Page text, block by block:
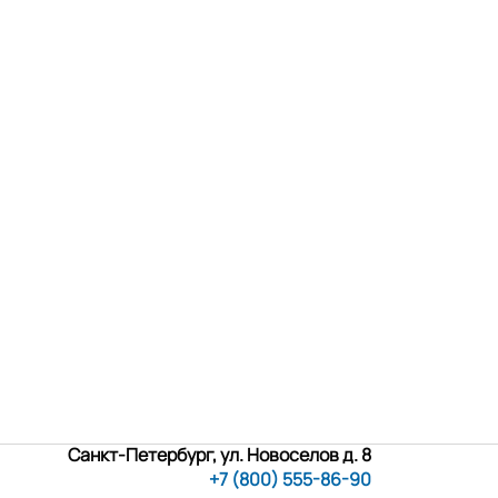
Санкт-Петербург, ул. Новоселов д. 8
+7 (800) 555-86-90